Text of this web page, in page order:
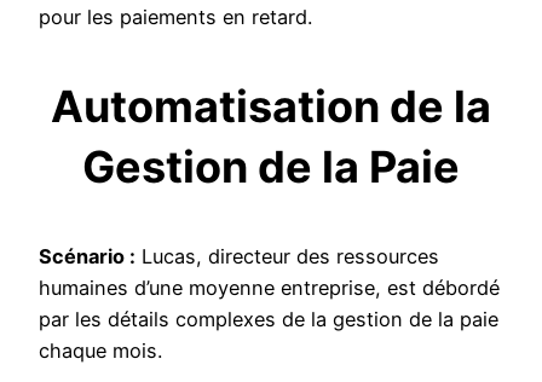
pour les paiements en retard.
Automatisation de la
Gestion de la Paie
Scénario : Lucas, directeur des ressources
humaines d’une moyenne entreprise, est débordé
par les détails complexes de la gestion de la paie
chaque mois.